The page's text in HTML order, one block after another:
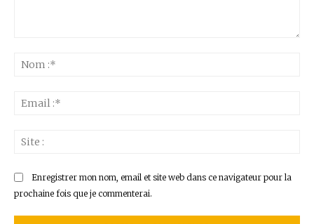
Enregistrer mon nom, email et site web dans ce navigateur pour la
prochaine fois que je commenterai.